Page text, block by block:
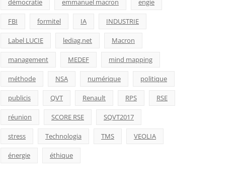
démocratie emmanuel macron engie
FBI formitel IA INDUSTRIE
Label LUCIE lediag.net Macron
management MEDEF mind mapping
méthode NSA numérique politique
publicis QVT Renault RPS RSE
réunion SCORE RSE SQVT2017
stress Technologia TMS VEOLIA
énergie éthique